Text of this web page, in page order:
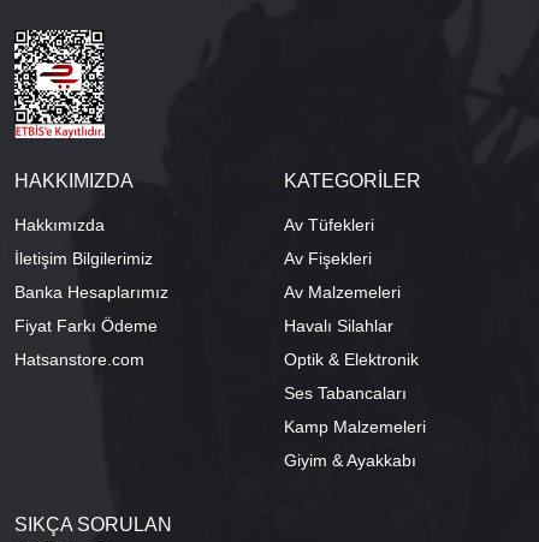
HAKKIMIZDA
Hakkımızda
İletişim Bilgilerimiz
Banka Hesaplarımız
Fiyat Farkı Ödeme
Hatsanstore.com
KATEGORİLER
Av Tüfekleri
Av Fişekleri
Av Malzemeleri
Havalı Silahlar
Optik & Elektronik
Ses Tabancaları
Kamp Malzemeleri
Giyim & Ayakkabı
SIKÇA SORULAN